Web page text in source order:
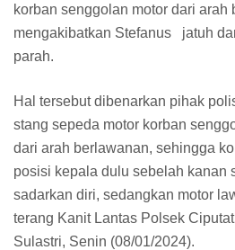
korban senggolan motor dari arah
mengakibatkan Stefanus jatuh
parah.
Hal tersebut dibenarkan pihak
stang sepeda motor korban
dari arah berlawanan, sehingga
posisi kepala dulu sebelah kanan
sadarkan diri, sedangkan motor
terang Kanit Lantas Polsek
Sulastri, Senin (08/01/2024).